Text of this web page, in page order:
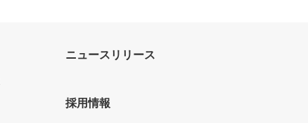
ニュースリリース
採用情報